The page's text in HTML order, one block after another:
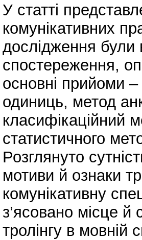
У статті
комунікативних
дослідження були
спостереження,
основні прийоми
одиниць, метод
класифікаційний
статистичного
Розглянуто
мотиви й ознаки
комунікативну
з’ясовано місце й
тролінгу в мовній